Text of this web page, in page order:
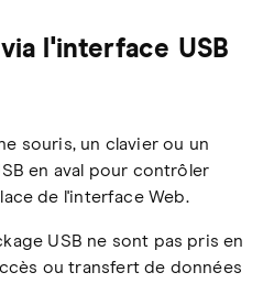
l'interface USB
souris, un clavier ou un
en aval pour contrôler
de l'interface Web.
USB ne sont pas pris en
ou transfert de données